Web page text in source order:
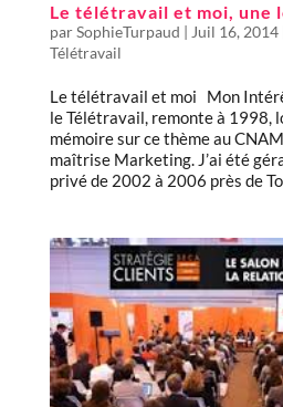
Le télétravail et moi, une
parSophieTurpaud Juil 16, 2014|
Télétravail
Le télétravail et moi Mon
le Télétravail, remonte à 1998,
mémoire sur ce thème au
maîtrise Marketing. J’ai été
privé de 2002 à 2006 près de